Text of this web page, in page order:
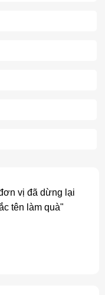
vị đã dừng lại
tên làm quà"